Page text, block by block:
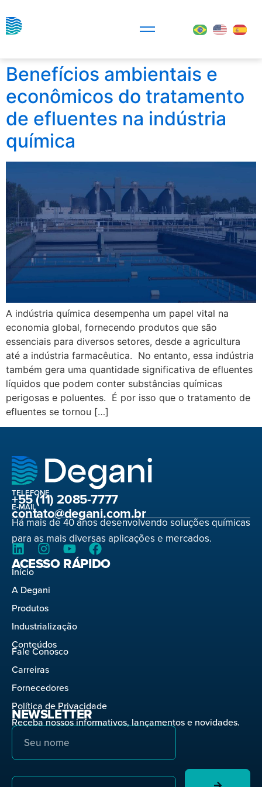
Benefícios ambientais e
econômicos do tratamento
de efluentes na indústria
química
A indústria química desempenha um papel vital na
economia global, fornecendo produtos que são
essenciais para diversos setores, desde a agricultura
até a indústria farmacêutica. No entanto, essa indústria
também gera uma quantidade significativa de efluentes
líquidos que podem conter substâncias químicas
perigosas e poluentes. É por isso que o tratamento de
efluentes se tornou […]
TELEFONE
+55 (11) 2085-7777
E-MAIL
contato@degani.com.br
Há mais de 40 anos desenvolvendo soluções químicas
para as mais diversas aplicações e mercados.
ACESSO RÁPIDO
Início
A Degani
Produtos
Industrialização
Conteúdos
Fale Conosco
Carreiras
Fornecedores
Política de Privacidade
NEWSLETTER
Receba nossos informativos, lançamentos e novidades.